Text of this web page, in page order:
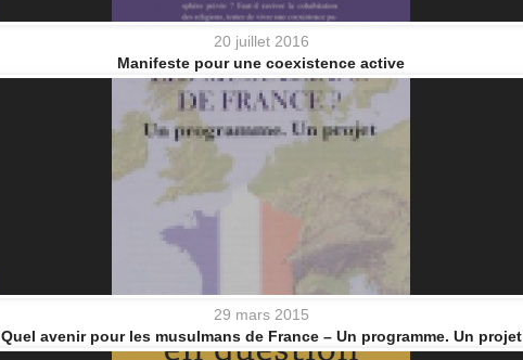
20 juillet 2016
Manifeste pour une coexistence active
29 mars 2015
Quel avenir pour les musulmans de France – Un programme. Un projet